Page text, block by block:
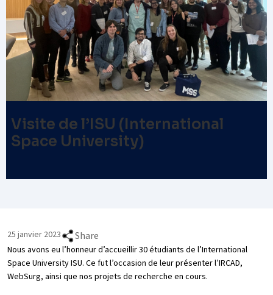
Visite de l’ISU (International
Space University)
25 janvier 2023 Share
Nous avons eu l’honneur d’accueillir 30 étudiants de l’International
Space University ISU. Ce fut l’occasion de leur présenter l’IRCAD,
WebSurg, ainsi que nos projets de recherche en cours.